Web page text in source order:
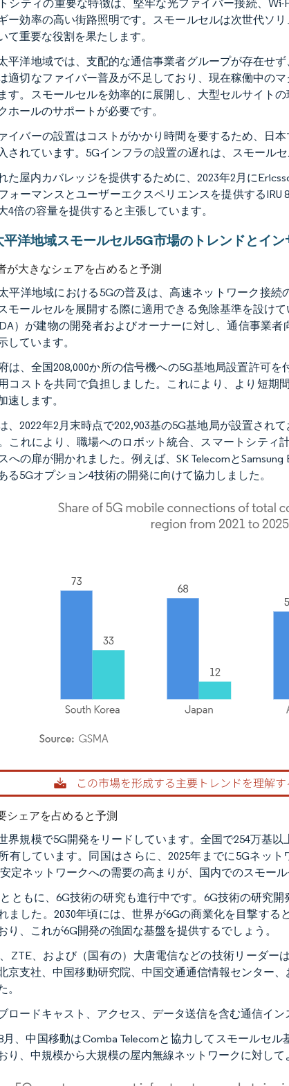
シティの重要な特徴は、堅牢な光ファイバー接続、
ー効率の高い街路照明です。スモールセルは次世代ソ
て重要な役割を果たします。
平洋地域では、支配的な通信事業者グループが存在せ
適切なファイバー普及が不足しており、現在稼働中の
す。スモールセルを効率的に展開し、大型セルサイト
ホールのサポートが必要です。
イバーの設置はコストがかかり時間を要するため、日
されています。5Gインフラの設置の遅れは、スモールセ
た屋内カバレッジを提供するために、2023年2月に
ォーマンスとユーザーエクスペリエンスを提供する
4倍の容量を提供すると主張しています。
平洋地域スモールセル5G市場のトレンドとイン
が大きなシェアを占めると予測
平洋地域における5Gの普及は、高速ネットワーク接
モールセルを展開する際に適用できる免除基準を設け
）が建物の開発者およびオーナーに対し、通信事業
しています。
は、全国208,000か所の信号機への5G基地局設置許可
コストを共同で負担しました。これにより、より短期
速します。
、2022年2月末時点で202,903基の5G基地局が設置され
これにより、職場へのロボット統合、スマートシティ
への扉が開かれました。例えば、SK Telecomと
る5Gオプション4技術の開発に向けて協力しました。
Intelligence。再利用にはCC BY 4.0の表示が必要です。
シェアを占めると予測
界規模で5G開発をリードしています。全国で254万基
有しています。同国はさらに、2025年までに5Gネッ
定ネットワークへの需要の高まりが、国内でのスモー
ともに、6G技術の研究も進行中です。6G技術の研究
ました。2030年頃には、世界が6Gの商業化を目撃す
り、これが6G開発の強固な基盤を提供するでしょう。
ZTE、および（国有の）大唐電信などの技術リーダ
京支社、中国移動研究院、中国交通通信情報センター
。
ロードキャスト、アクセス、データ送信を含む通信イ
月、中国移動はComba Telecomと協力してスモールセ
り、中規模から大規模の屋内無線ネットワークに対して